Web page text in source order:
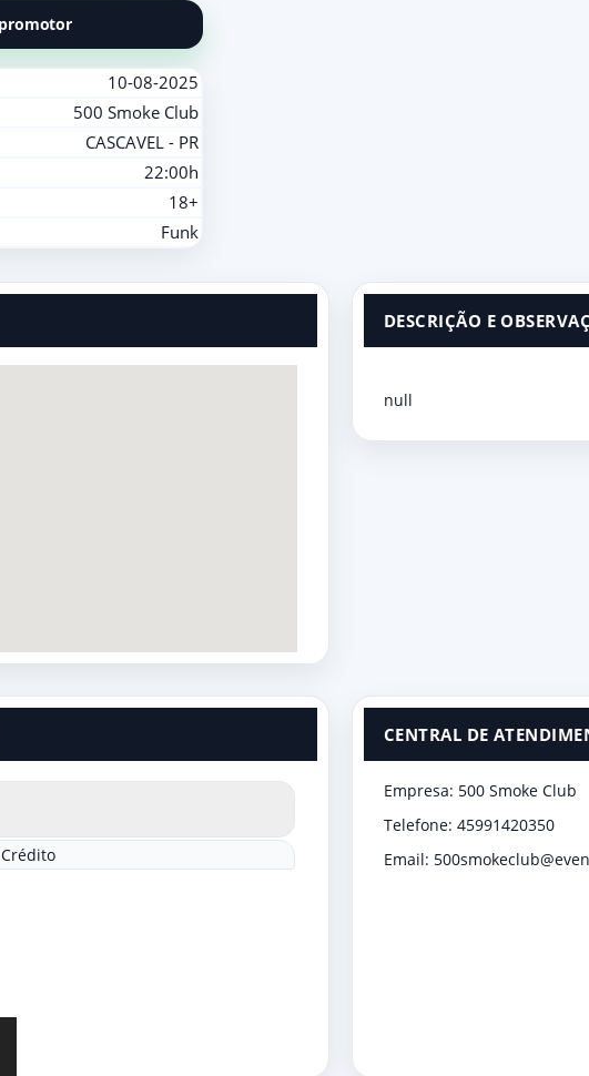
10-08-2025
500 Smoke Club
CASCAVEL - PR
22:00h
18+
Funk
DESCRIÇÃO E
null
CENTRAL DE
Empresa: 500 Smoke Club
Telefone: 45991420350
Email: